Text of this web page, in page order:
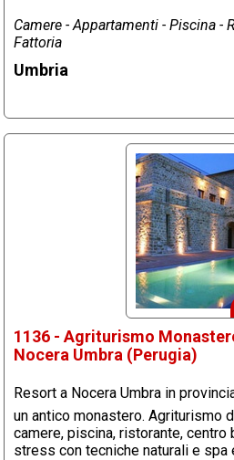
Camere - Appartamenti - Piscina -
Fattoria
Umbria
1136 - Agriturismo
Nocera Umbra (Perugia)
Resort a Nocera Umbra in
un antico monastero. Agriturismo
camere, piscina, ristorante,
stress con tecniche naturali e spa